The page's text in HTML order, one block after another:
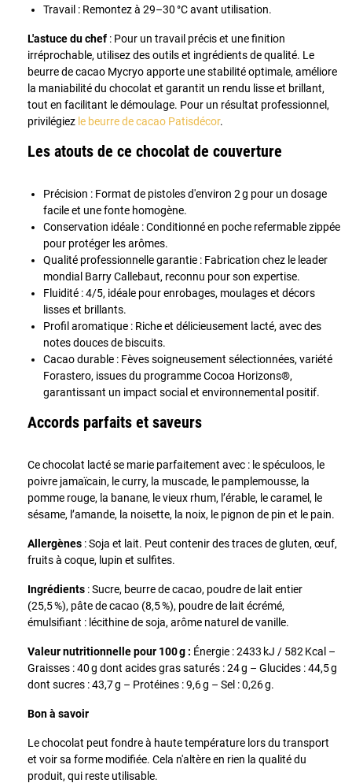
Travail : Remontez à 29–30 °C avant utilisation.
L'astuce du chef : Pour un travail précis et une finition
irréprochable, utilisez des outils et ingrédients de qualité. Le
beurre de cacao Mycryo apporte une stabilité optimale, améliore
la maniabilité du chocolat et garantit un rendu lisse et brillant,
tout en facilitant le démoulage. Pour un résultat professionnel,
privilégiez le beurre de cacao Patisdécor.
Les atouts de ce chocolat de couverture
Précision : Format de pistoles d'environ 2 g pour un dosage
facile et une fonte homogène.
Conservation idéale : Conditionné en poche refermable zippée
pour protéger les arômes.
Qualité professionnelle garantie : Fabrication chez le leader
mondial Barry Callebaut, reconnu pour son expertise.
Fluidité : 4/5, idéale pour enrobages, moulages et décors
lisses et brillants.
Profil aromatique : Riche et délicieusement lacté, avec des
notes douces de biscuits.
Cacao durable : Fèves soigneusement sélectionnées, variété
Forastero, issues du programme Cocoa Horizons®,
garantissant un impact social et environnemental positif.
Accords parfaits et saveurs
Ce chocolat lacté se marie parfaitement avec : le spéculoos, le
poivre jamaïcain, le curry, la muscade, le pamplemousse, la
pomme rouge, la banane, le vieux rhum, l’érable, le caramel, le
sésame, l’amande, la noisette, la noix, le pignon de pin et le pain.
Allergènes : Soja et lait. Peut contenir des traces de gluten, œuf,
fruits à coque, lupin et sulfites.
Ingrédients : Sucre, beurre de cacao, poudre de lait entier
(25,5 %), pâte de cacao (8,5 %), poudre de lait écrémé,
émulsifiant : lécithine de soja, arôme naturel de vanille.
Valeur nutritionnelle pour 100 g : Énergie : 2433 kJ / 582 Kcal –
Graisses : 40 g dont acides gras saturés : 24 g – Glucides : 44,5 g
dont sucres : 43,7 g – Protéines : 9,6 g – Sel : 0,26 g.
Bon à savoir
Le chocolat peut fondre à haute température lors du transport
et voir sa forme modifiée. Cela n'altère en rien la qualité du
produit, qui reste utilisable.